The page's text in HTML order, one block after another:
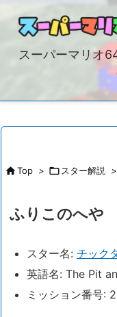
スーパーマリオ
Top > スター解説 >
ふりこのへや
スター名: チック
英語名: The Pit
ミッション番号: 2